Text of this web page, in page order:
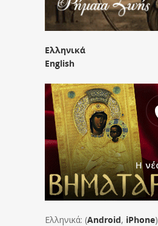
Ελληνικά
English
Ελληνικά: (Android, iPhone)